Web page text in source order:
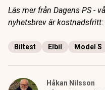
Läs mer från Dagens PS -
nyhetsbrev är kostnadsfritt:
Biltest Elbil Model S
Håkan Nilsson